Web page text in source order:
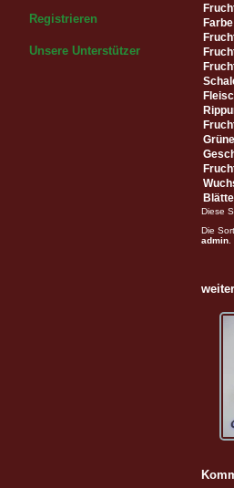
Registrieren
Unsere Unterstützer
Diese
Die
admin